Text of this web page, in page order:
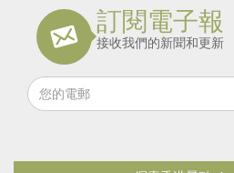
訂閱電子報
接收我們的新聞和更新